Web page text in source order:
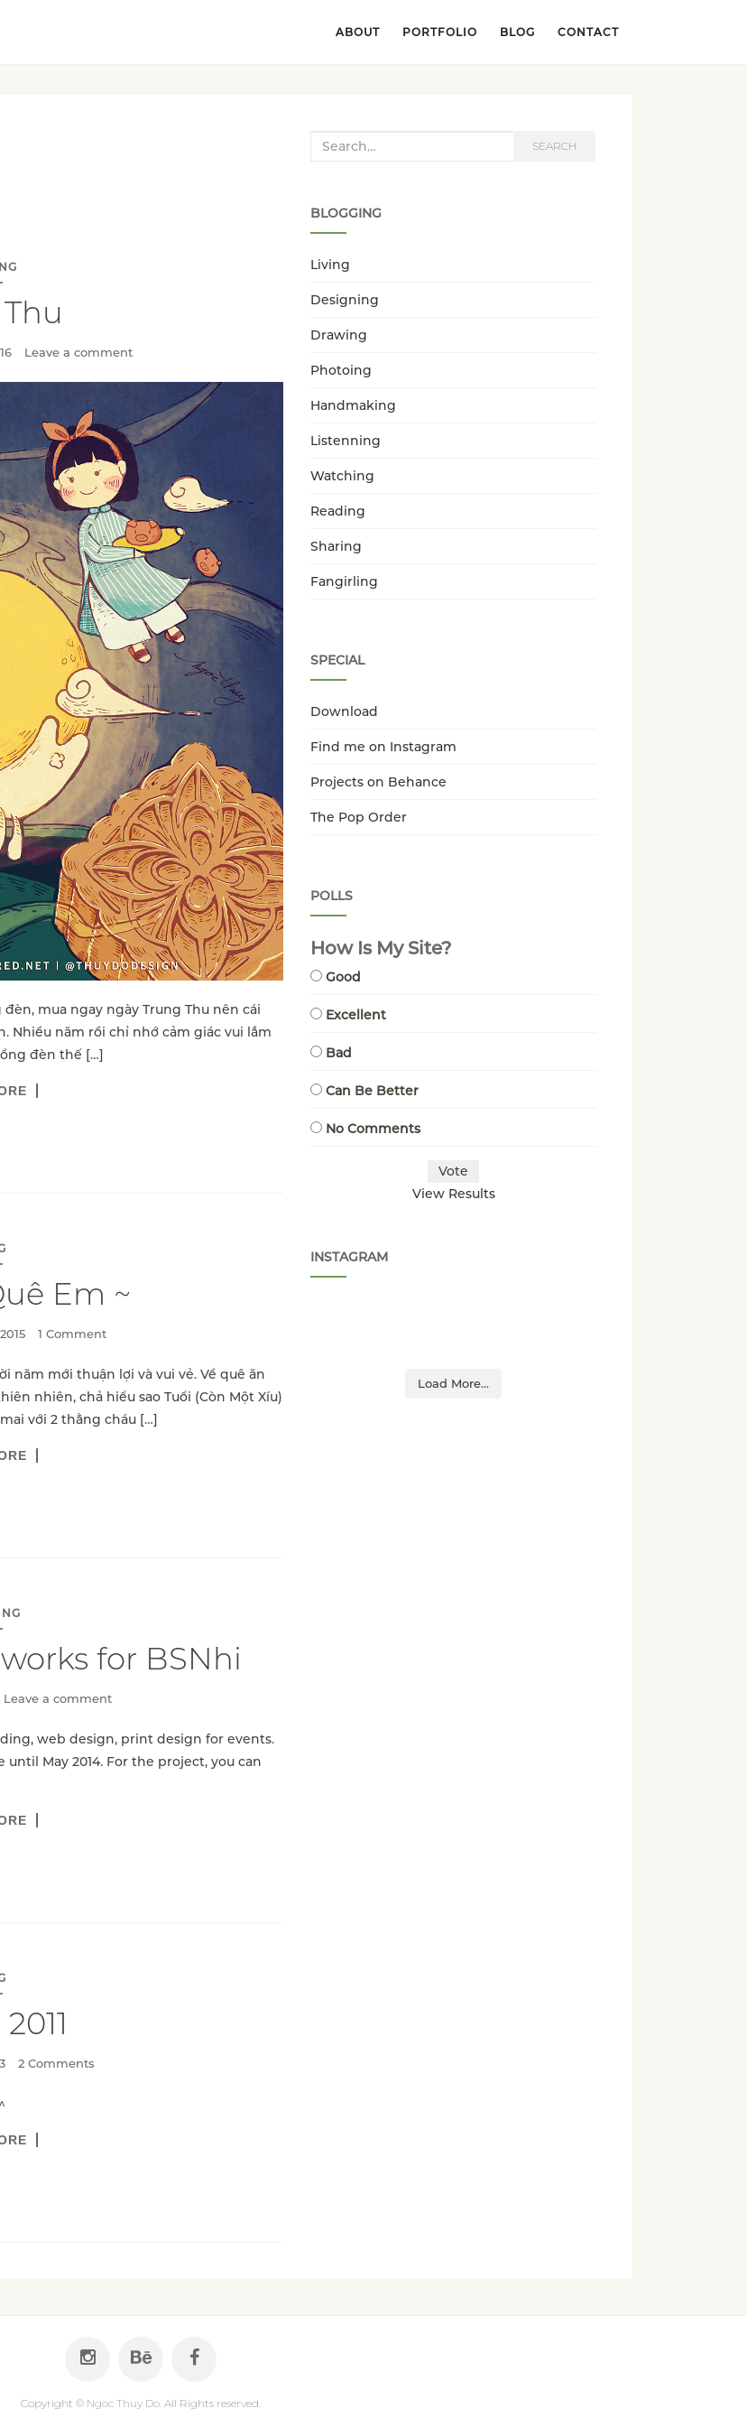
ABOUT PORTFOLIO BLOG CONTACT
Leave a comment
mua ngay ngày Trung Thu nên cái
Nhiều năm rồi chỉ nhớ cảm giác vui lắm
đèn thế […]
Em ~
1 Comment
năm mới thuận lợi và vui vẻ. Về quê ăn
nhiên, chả hiểu sao Tuổi (Còn Một Xíu)
với 2 thằng cháu […]
for BSNhi
Leave a comment
web design, print design for events.
May 2014. For the project, you can
2 Comments
Search for: SEARCH
BLOGGING
Living
Designing
Drawing
Photoing
Handmaking
Listenning
Watching
Reading
Sharing
Fangirling
SPECIAL
Download
Find me on Instagram
Projects on Behance
The Pop Order
POLLS
How Is My Site?
Good
Excellent
Bad
Can Be Better
No Comments
View Results
INSTAGRAM
Load More...
Copyright © Ngoc Thuy Do. All Rights reserved.